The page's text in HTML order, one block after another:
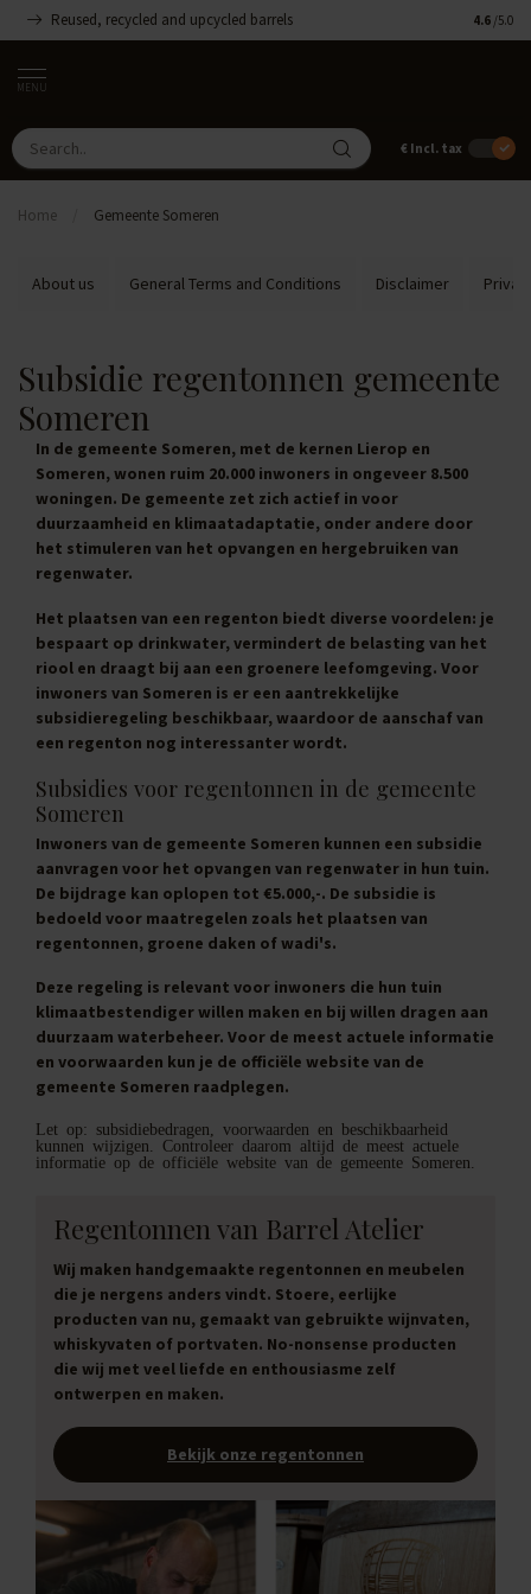
Reused, recycled and upcycled barrels 4.6 /5.0
MENU
€ Incl. tax
Home Gemeente Someren
About us General Terms and Conditions Disclaimer
Subsidie regentonnen gemeente
Someren
In de gemeente Someren, met de kernen Lierop en
Someren, wonen ruim 20.000 inwoners in ongeveer 8.500
woningen. De gemeente zet zich actief in voor
duurzaamheid en klimaatadaptatie, onder andere door
het stimuleren van het opvangen en hergebruiken van
regenwater.
Het plaatsen van een regenton biedt diverse voordelen: je
bespaart op drinkwater, vermindert de belasting van het
riool en draagt bij aan een groenere leefomgeving. Voor
inwoners van Someren is er een aantrekkelijke
subsidieregeling beschikbaar, waardoor de aanschaf van
een regenton nog interessanter wordt.
Subsidies voor regentonnen in de gemeente
Someren
Inwoners van de gemeente Someren kunnen een subsidie
aanvragen voor het opvangen van regenwater in hun tuin.
De bijdrage kan oplopen tot €5.000,-. De subsidie is
bedoeld voor maatregelen zoals het plaatsen van
regentonnen, groene daken of wadi's.
Deze regeling is relevant voor inwoners die hun tuin
klimaatbestendiger willen maken en bij willen dragen aan
duurzaam waterbeheer. Voor de meest actuele informatie
en voorwaarden kun je de officiële website van de
gemeente Someren raadplegen.
Let op: subsidiebedragen, voorwaarden en beschikbaarheid
kunnen wijzigen. Controleer daarom altijd de meest actuele
informatie op de officiële website van de gemeente Someren.
Regentonnen van Barrel Atelier
Wij maken handgemaakte regentonnen en meubelen
die je nergens anders vindt. Stoere, eerlijke
producten van nu, gemaakt van gebruikte wijnvaten,
whiskyvaten of portvaten. No-nonsense producten
die wij met veel liefde en enthousiasme zelf
ontwerpen en maken.
Bekijk onze regentonnen